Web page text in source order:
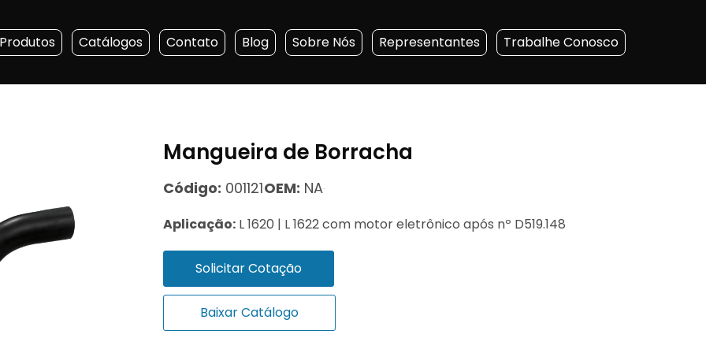
Produtos Catálogos Contato Blog Sobre Nós Representantes Trabalhe Conosco
Mangueira de Borracha
Código: 001121OEM: NA
Aplicação: L 1620 | L 1622 com motor eletrônico após nº D519.148
Solicitar Cotação
Baixar Catálogo